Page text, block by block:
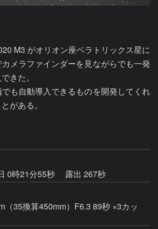
M3 がオリオン座ベラトリックス星に
メラファインダーを見ながらでも一発
きた。
も自動導入できるものを開発してくれ
がある。
0時21分55秒
露出 267秒
（35換算450mm）F6.3 89秒 ×3カッ